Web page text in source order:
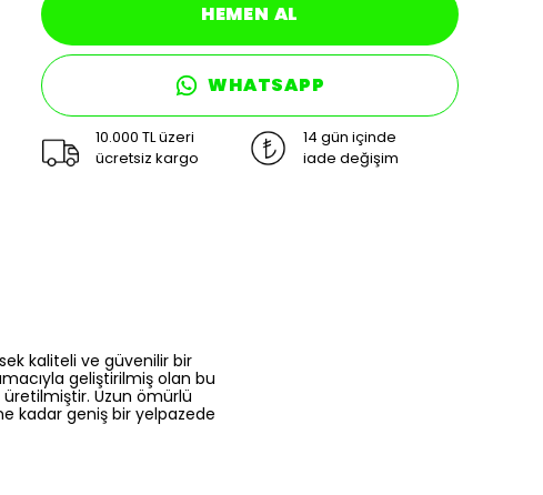
HEMEN AL
WHATSAPP
10.000 TL üzeri
ücretsiz kargo
14 gün içinde
iade değişim
kaliteli ve güvenilir bir
geliştirilmiş olan bu
Uzun ömürlü
kadar geniş bir yelpazede